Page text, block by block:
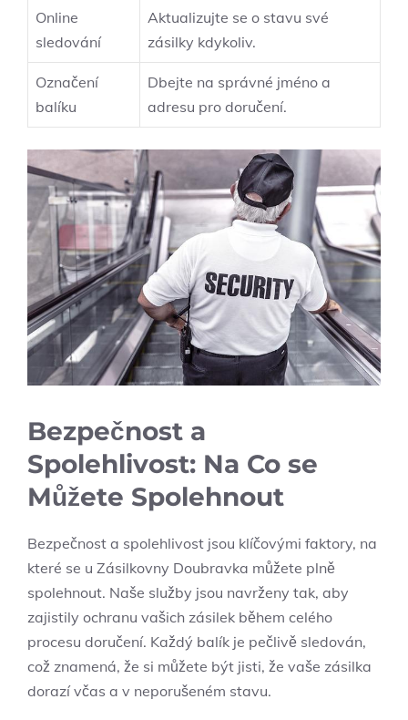
Online
sledování
Aktualizujte se o stavu své
zásilky kdykoliv.
Označení
balíku
Dbejte na správné jméno a
adresu pro doručení.
Bezpečnost a
Spolehlivost: Na Co se
Můžete Spolehnout
Bezpečnost a spolehlivost jsou klíčovými faktory, na
které se u Zásilkovny Doubravka můžete plně
spolehnout. Naše služby jsou navrženy tak, aby
zajistily ochranu vašich zásilek během celého
procesu doručení. Každý balík je pečlivě sledován,
což znamená, že si můžete být jisti, že vaše zásilka
dorazí včas a v neporušeném stavu.